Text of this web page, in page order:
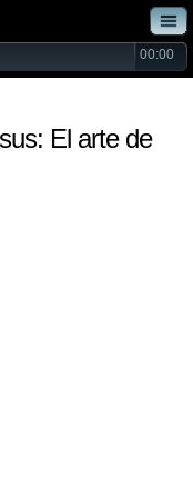
00:00
El arte de